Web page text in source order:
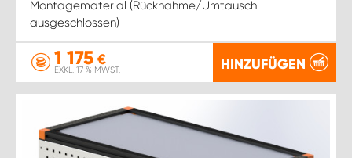
Montagematerial (Rücknahme/Umtausch
ausgeschlossen)
1 175 €
EXKL. 17 % MWST. HINZUFÜGEN